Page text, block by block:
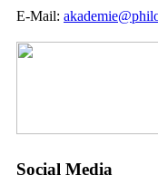
E-Mail:
Social Media